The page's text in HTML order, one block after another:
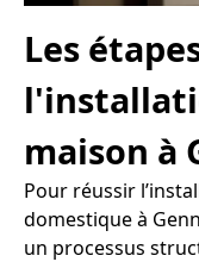
Les
maison à
Pour réussir
domestique à
un processus